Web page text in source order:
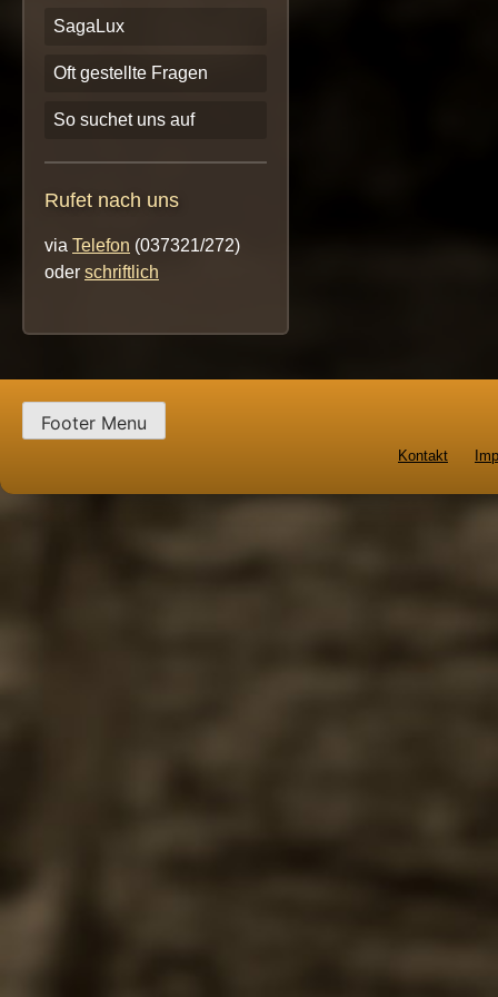
SagaLux
Oft gestellte Fragen
So suchet uns auf
Rufet nach uns
via Telefon (037321/272)
oder schriftlich
Footer Menu
Kontakt